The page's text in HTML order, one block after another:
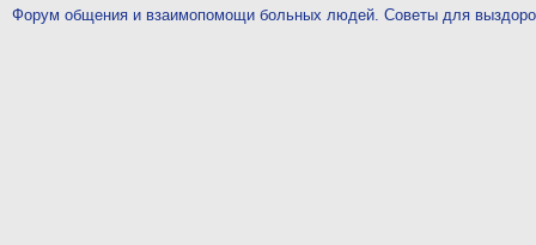
Форум общения и взаимопомощи больных людей. Советы для